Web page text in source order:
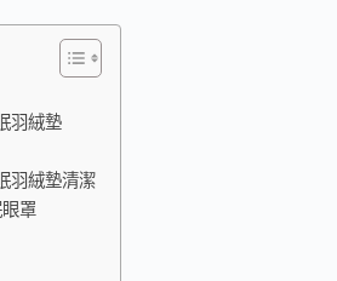
羽絨墊
羽絨墊清潔
罩